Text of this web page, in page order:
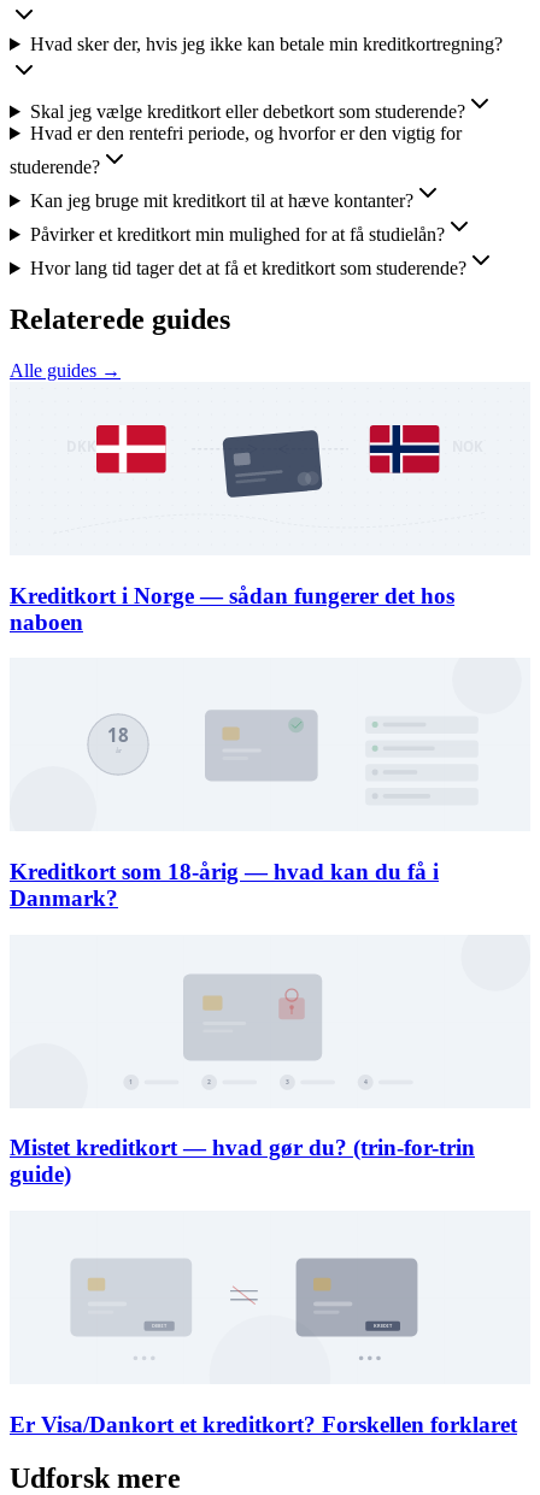
Hvad sker der, hvis jeg ikke kan betale min kreditkortregning?
Skal jeg vælge kreditkort eller debetkort som studerende?
Hvad er den rentefri periode, og hvorfor er den vigtig for
studerende?
Kan jeg bruge mit kreditkort til at hæve kontanter?
Påvirker et kreditkort min mulighed for at få studielån?
Hvor lang tid tager det at få et kreditkort som studerende?
Relaterede guides
Alle guides →
Kreditkort i Norge — sådan fungerer det hos
naboen
Kreditkort som 18-årig — hvad kan du få i
Danmark?
Mistet kreditkort — hvad gør du? (trin-for-trin
guide)
Er Visa/Dankort et kreditkort? Forskellen forklaret
Udforsk mere